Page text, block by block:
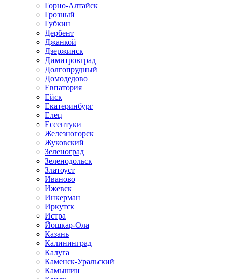
Горно-Алтайск
Грозный
Губкин
Дербент
Джанкой
Дзержинск
Димитровград
Долгопрудный
Домодедово
Евпатория
Ейск
Екатеринбург
Елец
Ессентуки
Железногорск
Жуковский
Зеленоград
Зеленодольск
Златоуст
Иваново
Ижевск
Инкерман
Иркутск
Истра
Йошкар-Ола
Казань
Калининград
Калуга
Каменск-Уральский
Камышин